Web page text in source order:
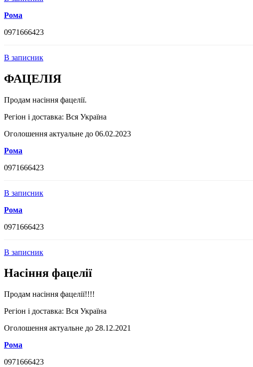
Рома
0971666423
В записник
ФАЦЕЛІЯ
Продам насіння фацелії.
Регіон і доставка: Вся Україна
Оголошення актуальне до 06.02.2023
Рома
0971666423
В записник
Рома
0971666423
В записник
Насіння фацелії
Продам насіння фацелії!!!!
Регіон і доставка: Вся Україна
Оголошення актуальне до 28.12.2021
Рома
0971666423